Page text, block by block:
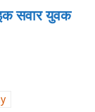
सवार युवक